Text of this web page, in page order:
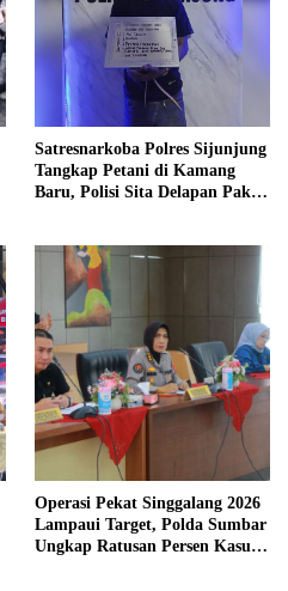
Satresnarkoba Polres Sijunjung
Tangkap Petani di Kamang
Baru, Polisi Sita Delapan Paket
Operasi Pekat Singgalang 2026
Lampaui Target, Polda Sumbar
Ungkap Ratusan Persen Kasus